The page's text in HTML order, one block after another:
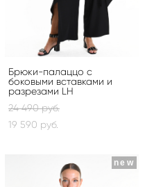
Брюки-палаццо с
боковыми вставками и
разрезами LH
24 490 pуб.
19 590 pуб.
new